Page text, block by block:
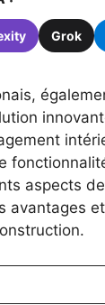
Grok
aspects
avantages